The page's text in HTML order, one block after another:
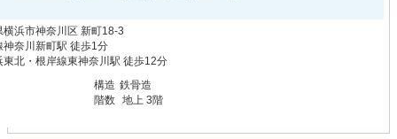
横浜市神奈川区 新町18-3
神奈川新町駅 徒歩1分
東北・根岸線東神奈川駅 徒歩12分
構造 鉄骨造
階数 地上 3階